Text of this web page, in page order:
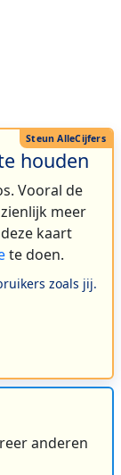
houden
Vooral de
meer
kaart
te doen.
zoals jij.
anderen